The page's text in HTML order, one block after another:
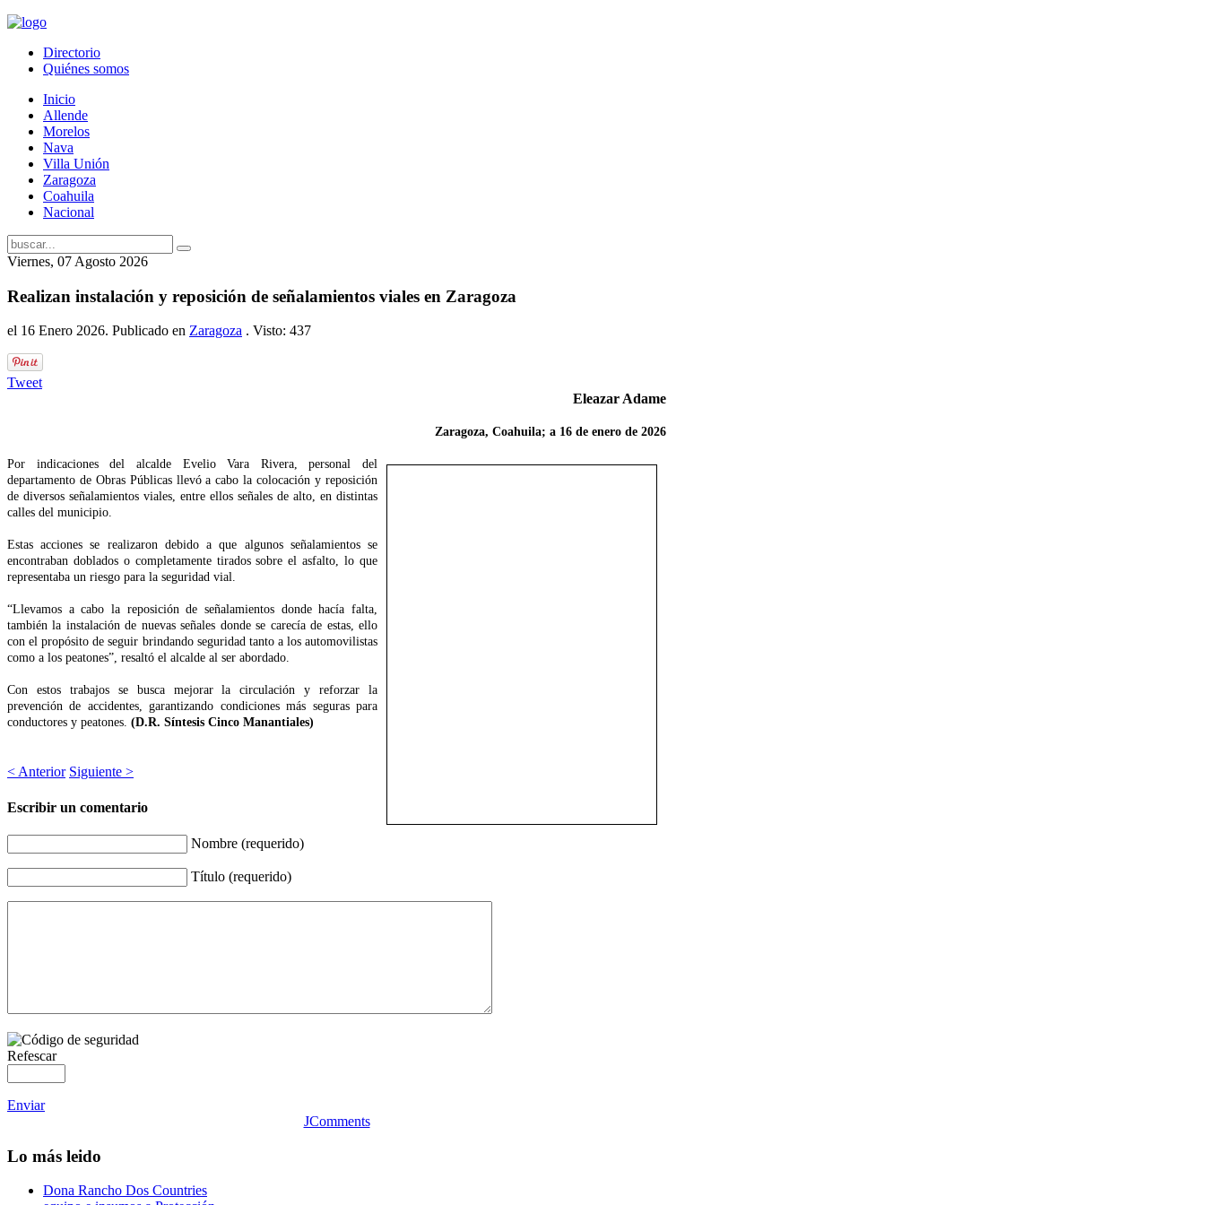
Directorio
Quiénes somos
Inicio
Allende
Morelos
Nava
Villa Unión
Zaragoza
Coahuila
Nacional
Viernes, 07 Agosto 2026
Realizan instalación y reposición de señalamientos viales en Zaragoza
el 16 Enero 2026. Publicado en Zaragoza . Visto: 437
Tweet
Eleazar Adame
Zaragoza, Coahuila; a 16 de enero de 2026
Por indicaciones del alcalde Evelio Vara Rivera, personal del
departamento de Obras Públicas llevó a cabo la colocación y reposición
de diversos señalamientos viales, entre ellos señales de alto, en distintas
calles del municipio.
Estas acciones se realizaron debido a que algunos señalamientos se
encontraban doblados o completamente tirados sobre el asfalto, lo que
representaba un riesgo para la seguridad vial.
“Llevamos a cabo la reposición de señalamientos donde hacía falta,
también la instalación de nuevas señales donde se carecía de estas, ello
con el propósito de seguir brindando seguridad tanto a los automovilistas
como a los peatones”, resaltó el alcalde al ser abordado.
Con estos trabajos se busca mejorar la circulación y reforzar la
prevención de accidentes, garantizando condiciones más seguras para
conductores y peatones. (D.R. Síntesis Cinco Manantiales)
< Anterior Siguiente >
Escribir un comentario
Nombre (requerido)
Título (requerido)
Refescar
Enviar
JComments
Lo más leido
Dona Rancho Dos Countries